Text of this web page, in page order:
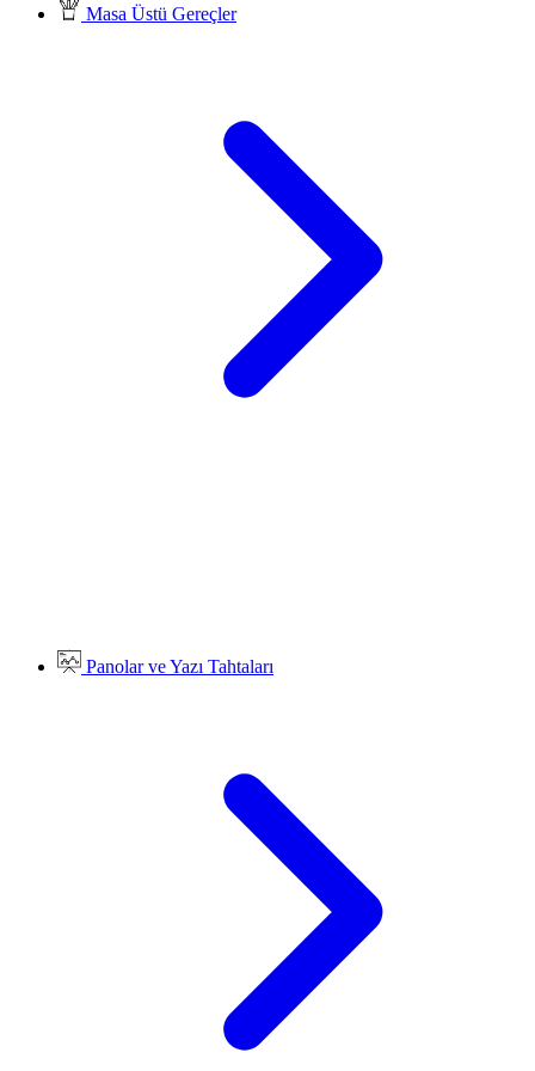
Masa Üstü Gereçler
Panolar ve Yazı Tahtaları